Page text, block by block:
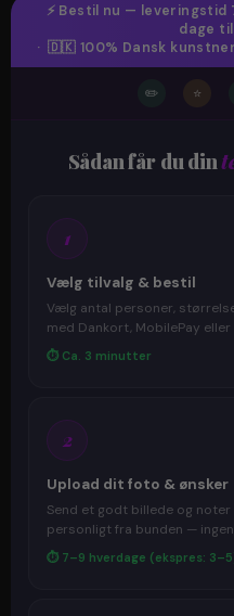
⚡ Bestil nu —
dage
· 🇩🇰 100% Dansk
✏️ ⭐
Sådan får du din
1
Vælg tilvalg & bestil
Vælg antal personer,
med Dankort, MobilePay eller
⏱ Ca. 3 minutter
2
Upload dit foto & ønsker
Send et godt billede og
personligt fra bunden — ingen
⏱ 7–9 hverdage (ekspres: